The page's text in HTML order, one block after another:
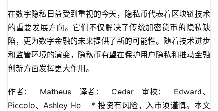
在数字隐私日益受到重视的今天，隐私币代表着区块链技术
的重要发展方向。它们不仅解决了传统加密货币的隐私缺
陷，更为数字金融的未来提供了新的可能性。随着技术进步
和监管环境的演变，隐私币有望在保护用户隐私和推动金融
创新方面发挥更大作用。
作者：   Matheus   译者：   Cedar   审校：   Edward、
Piccolo、Ashley He    * 投资有风险，入市须谨慎。本文